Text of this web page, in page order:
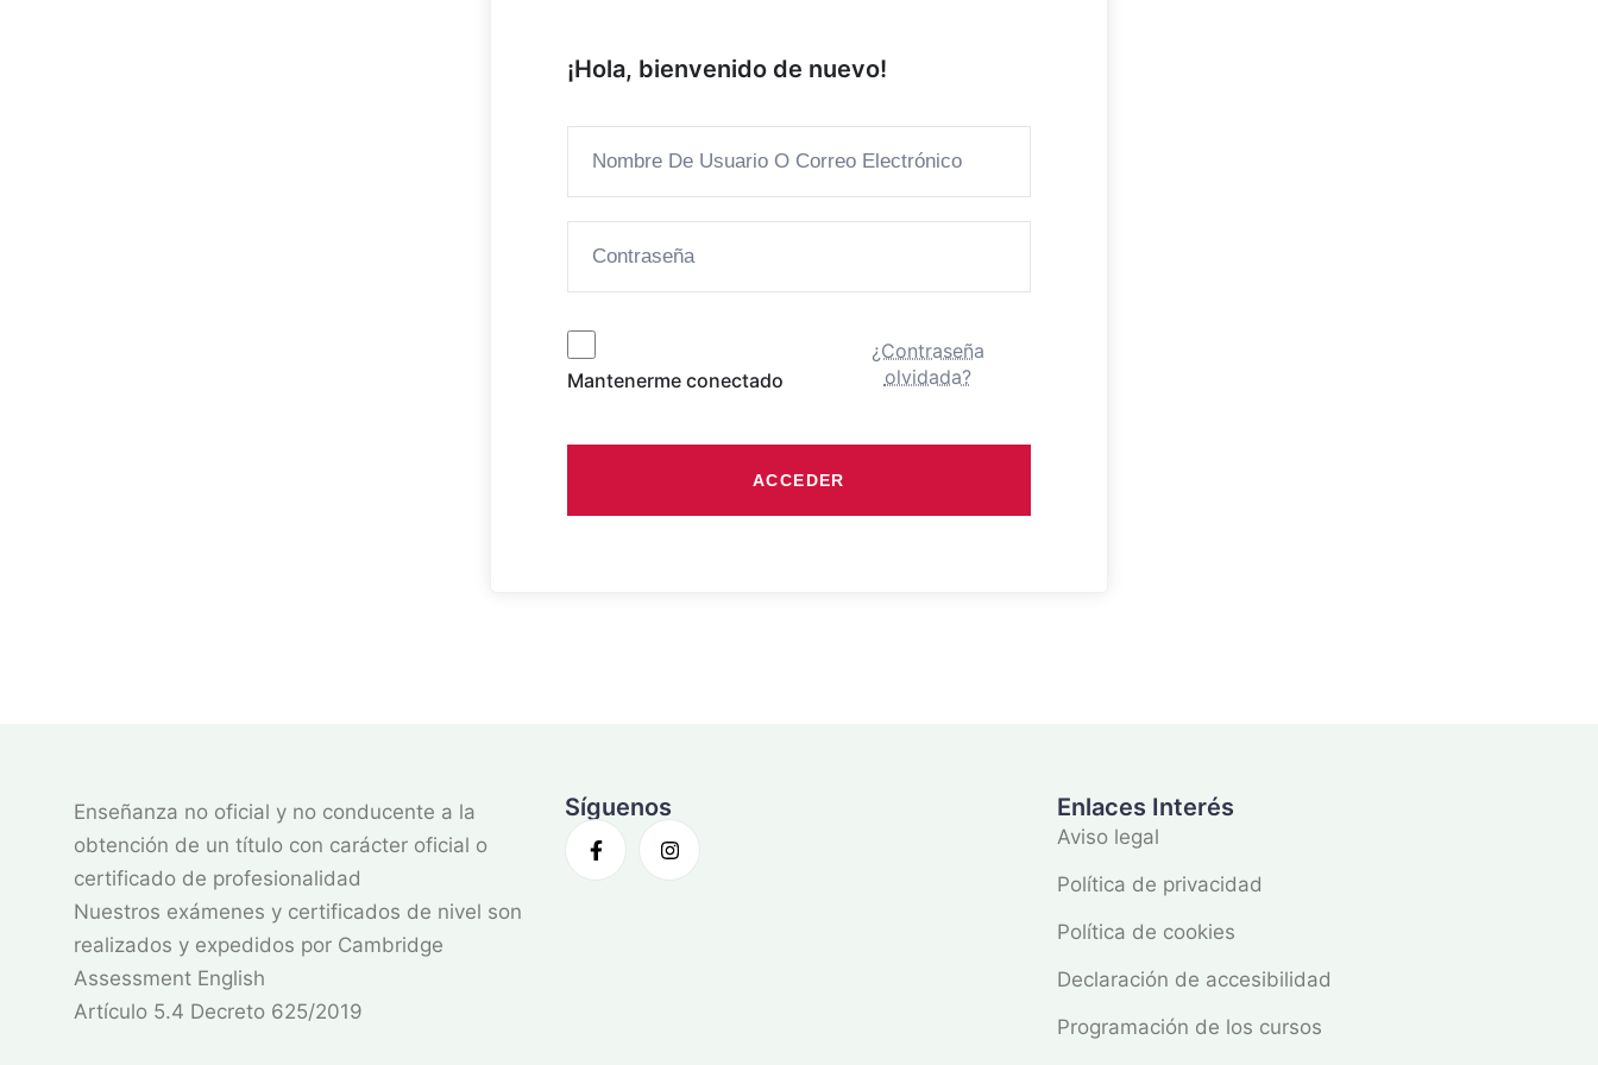
¡Hola, bienvenido de nuevo!
Mantenerme conectado
¿Contraseña
olvidada?
ACCEDER
Enseñanza no oficial y no conducente a la
obtención de un título con carácter oficial o
certificado de profesionalidad
Nuestros exámenes y certificados de nivel son
realizados y expedidos por Cambridge
Assessment English
Artículo 5.4 Decreto 625/2019
Síguenos Enlaces Interés
Aviso legal
Política de privacidad
Política de cookies
Declaración de accesibilidad
Programación de los cursos